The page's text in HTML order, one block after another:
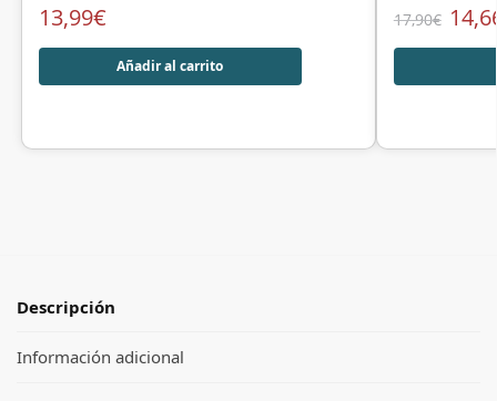
13,99€
Añadir al carrito
17,90€
Descripción
Información adicional